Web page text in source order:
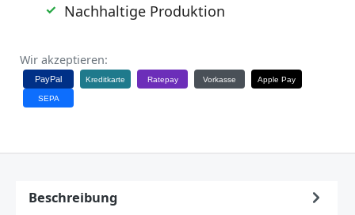
Nachhaltige Produktion
Wir akzeptieren:
PayPal Kreditkarte Ratepay Vorkasse Apple Pay
SEPA
Beschreibung